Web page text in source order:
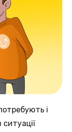
і
ситуації